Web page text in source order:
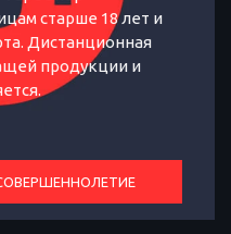
типа
старше 18 лет и
Дистанционная
продукции и